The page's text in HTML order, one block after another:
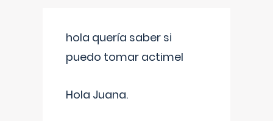
hola quería saber si
puedo tomar actimel
Hola Juana.